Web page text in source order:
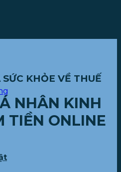
KHỎE VỀ THUẾ
NHÂN KINH
TIỀN ONLINE